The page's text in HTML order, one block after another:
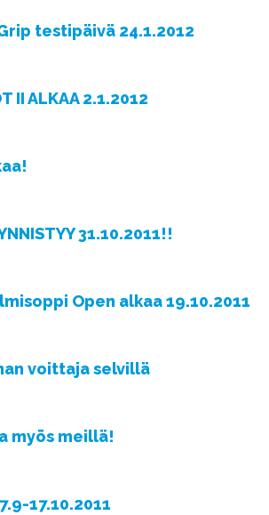
testipäivä 24.1.2012
II ALKAA 2.1.2012
31.10.2011!!
Open alkaa 19.10.2011
voittaja selvillä
myös meillä!
17.10.2011